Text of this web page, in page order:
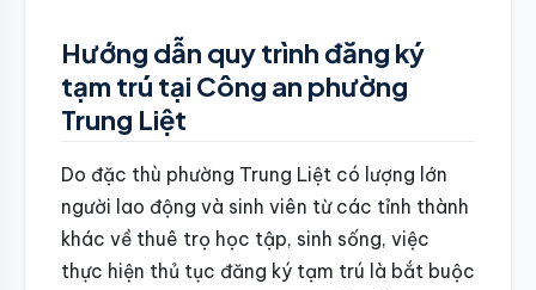
Hướng dẫn quy trình đăng ký
tạm trú tại Công an phường
Trung Liệt
Do đặc thù phường Trung Liệt có lượng lớn
người lao động và sinh viên từ các tỉnh thành
khác về thuê trọ học tập, sinh sống, việc
thực hiện thủ tục đăng ký tạm trú là bắt buộc